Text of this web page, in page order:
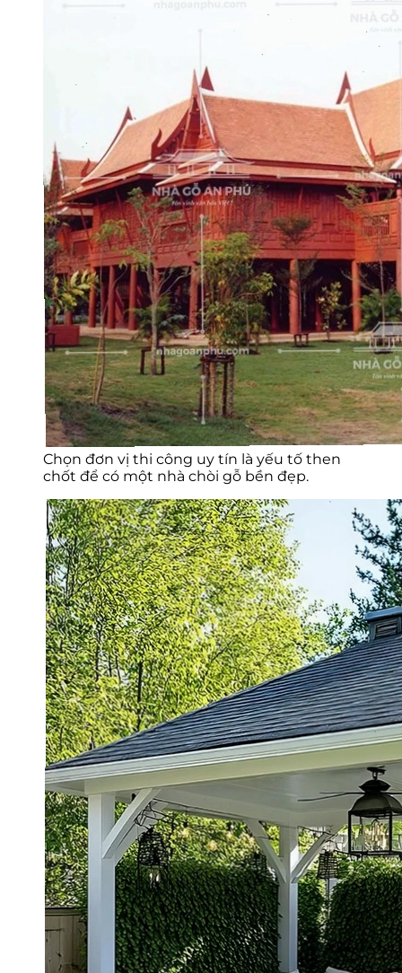
Chọn đơn vị thi công uy tín là yếu tố then
chốt để có một nhà chòi gỗ bền đẹp.